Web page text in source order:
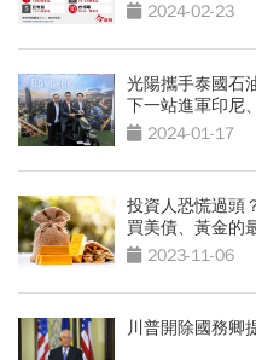
2024-02-23
光陽攜手泰國石
下一站進軍印尼
2024-01-17
投資人恐慌過頭
買美債、黃金的
2023-11-06
川普開除國務卿